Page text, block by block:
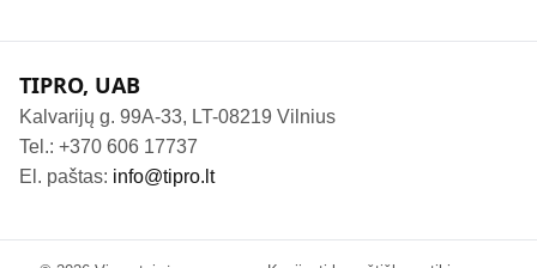
TIPRO, UAB
Kalvarijų g. 99A-33, LT-08219 Vilnius
Tel.: +370 606 17737
El. paštas: info@tipro.lt